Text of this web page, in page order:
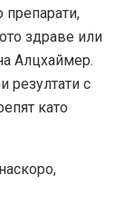
препарати,
здраве или
Алцхаймер.
резултати с
като